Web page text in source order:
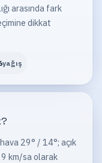
arasında fark
dikkat
yağış
29° / 14°; açık
9 km/sa olarak